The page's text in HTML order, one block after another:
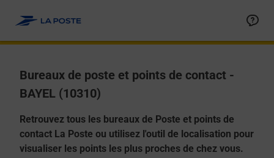
Bureaux de poste et points de contact -
BAYEL (10310)
Retrouvez tous les bureaux de Poste et points de
contact La Poste ou utilisez l'outil de localisation pour
visualiser les points les plus proches de chez vous.